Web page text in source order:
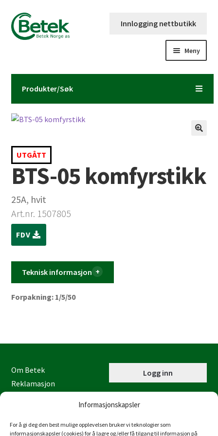
Informasjonskapsler
For å gi deg den best mulige opplevelsen bruker vi teknologier som
informasjonskapsler (cookies) for å lagre og/eller få tilgang til informasjon på
Hopp
til
navigasjon
Hopp
til
innhold
Innlogging nettbutikk
Meny
Forsiden
Kontaktinformasjon
Om Betek Norge AS
Volumpriser
UTGÅTT
BTS-05 komfyrstikk
25A, hvit
Art.nr. 1507805
FDV
Teknisk informasjon
Forpakning: 1/5/50
Produkter/Søk
Logg inn
Om Betek
Reklamasjon
Personvernerklæring